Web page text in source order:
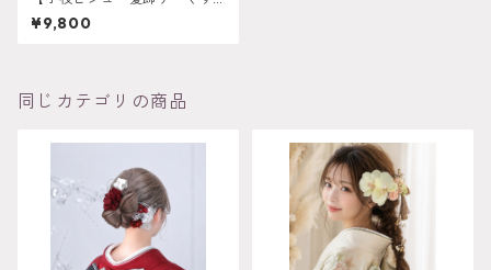
みピンク】ウェディング
袴 振袖 成人式 ヘアドレ
¥9,800
同じカテゴリの商品